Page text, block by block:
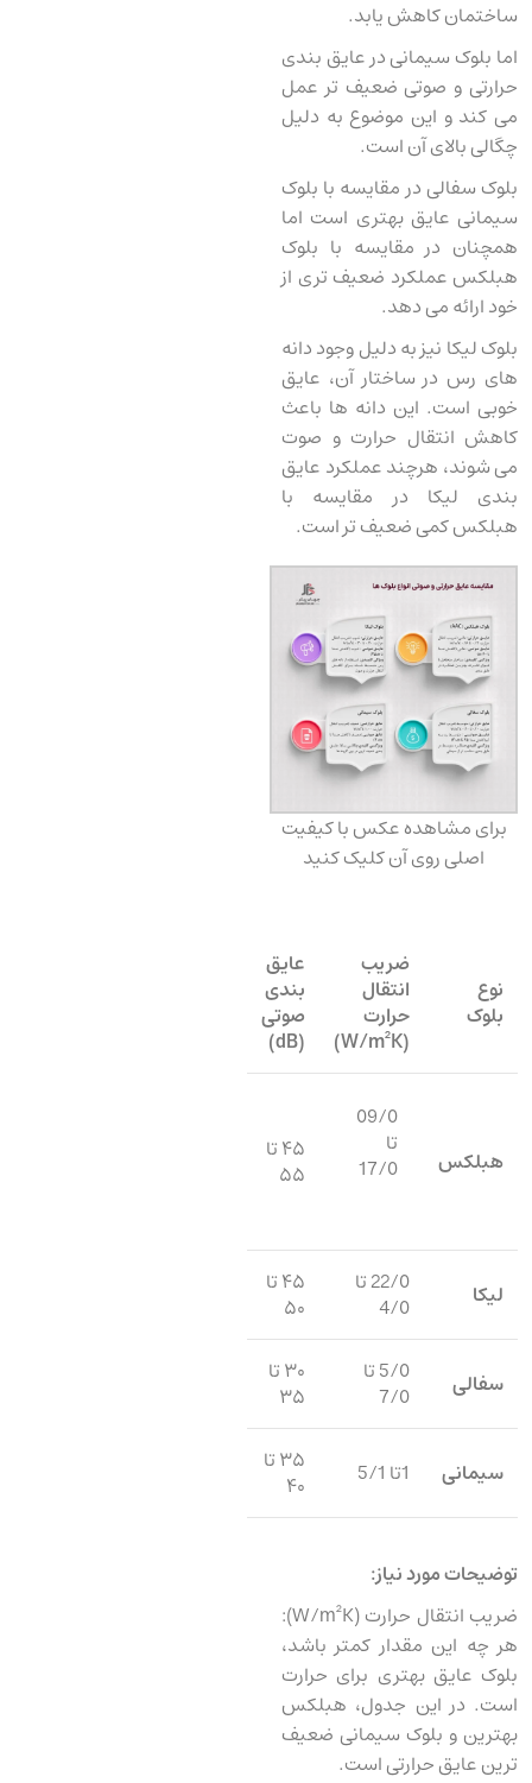
ساختمان کاهش یابد.
اما بلوک سیمانی در عایق بندی
حرارتی و صوتی ضعیف تر عمل
می کند و این موضوع به دلیل
چگالی بالای آن است.
بلوک سفالی در مقایسه با بلوک
سیمانی عایق بهتری است اما
همچنان در مقایسه با بلوک
هبلکس عملکرد ضعیف ‌تری از
خود ارائه می دهد.
بلوک لیکا نیز به دلیل وجود دانه
‌های رس در ساختار آن، عایق
خوبی است. این دانه ‌ها باعث
کاهش انتقال حرارت و صوت
می ‌شوند، هرچند عملکرد عایق‌
بندی لیکا در مقایسه با
هبلکس کمی ضعیف ‌تر است.
برای مشاهده عکس با کیفیت
اصلی روی آن کلیک کنید
نوع
بلوک
ضریب
انتقال
حرارت
(W/m²K)
عایق
‌بندی
صوتی
(dB)
هبلکس
09/0
تا
17/0
۴۵ تا
۵۵
لیکا 22/0 تا
4/0
۴۵ تا
۵۰
سفالی 5/0 تا
7/0
۳۰ تا
۳۵
سیمانی 1تا 5/1 ۳۵ تا
۴۰
توضیحات مورد نیاز:
ضریب انتقال حرارت (W/m²K):
هر چه این مقدار کمتر باشد،
بلوک عایق بهتری برای حرارت
است. در این جدول، هبلکس
بهترین و بلوک سیمانی ضعیف‌
ترین عایق حرارتی است.